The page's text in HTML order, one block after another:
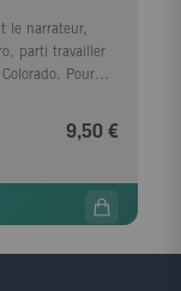
le narrateur,
parti travailler
Pour
Il rencontre Amy,
exhalent des
c'est un autre
d'étranges
9,50 €